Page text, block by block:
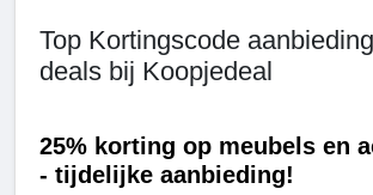
Top Kortingscode
deals bij Koopjedeal
25% korting op meubels en
- tijdelijke aanbieding!